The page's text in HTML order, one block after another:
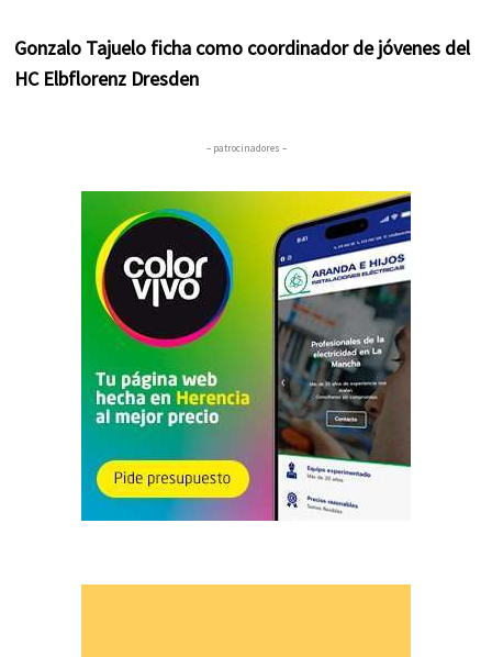
Gonzalo Tajuelo ficha como coordinador de jóvenes del
HC Elbflorenz Dresden
– patrocinadores –